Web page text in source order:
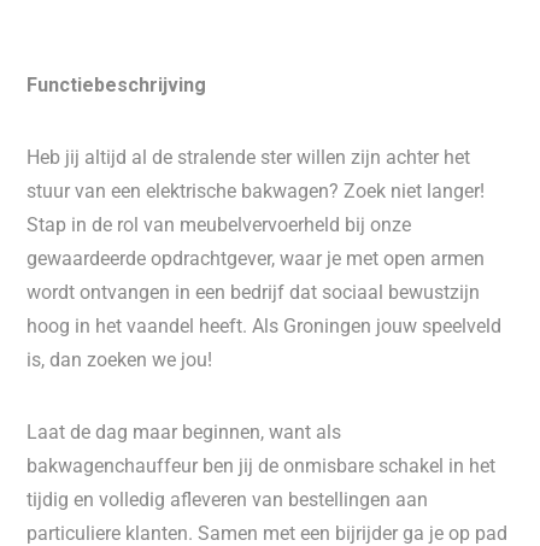
Functiebeschrijving
Heb jij altijd al de stralende ster willen zijn achter het
stuur van een elektrische bakwagen? Zoek niet langer!
Stap in de rol van meubelvervoerheld bij onze
gewaardeerde opdrachtgever, waar je met open armen
wordt ontvangen in een bedrijf dat sociaal bewustzijn
hoog in het vaandel heeft. Als Groningen jouw speelveld
is, dan zoeken we jou!
Laat de dag maar beginnen, want als
bakwagenchauffeur ben jij de onmisbare schakel in het
tijdig en volledig afleveren van bestellingen aan
particuliere klanten. Samen met een bijrijder ga je op pad